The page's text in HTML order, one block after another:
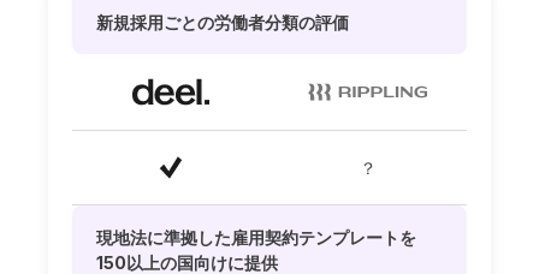
新規採用ごとの労働者分類の評価
？
現地法に準拠した雇用契約テンプレートを
150以上の国向けに提供